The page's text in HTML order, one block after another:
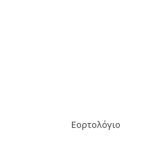
Εορτολόγιο